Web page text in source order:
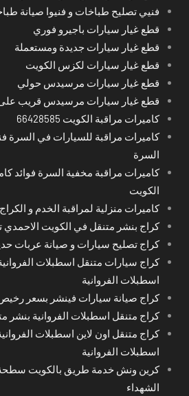
فنيي تصليح طباخات و فنيوا صيانة
قطع غيار سيارات باجيرو فوري
قطع غيار سيارات جديدة ومستعملة
قطع غيار سيارات لكزس الكويت
قطع غيار سيارات مرسيدس حولي
قطع غيار سيارات مرسيدس قريب
كاميرات مراقبة الكويت 66428585
كاميرات مراقبة للسيارات في السرة
السرة
كاميرات مراقبة مخفية السرة فوائد
الكويت
كاميرات منزلية لمراقبة الخدم و
كراج بنشر متنقل في الكويت الاحمدي
كراج تصليح سيارات و صيانة عربات
كراج سيارات متنقل اسطبلات
اسطبلات الفروانية
كراج صيانة سيارات فينشر بسعر
كراج متنقل اسطبلات الفروانية بنشر
كراج متنقل اون لاين اسطبلات
اسطبلات الفروانية
كرين ونش خدمة طريق بالكويت
الشهداء